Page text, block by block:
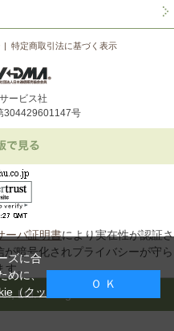
特定商取引法に基づく表示
ービス社
号
ーバ証明書により実在性が認証さ
暗号化されプライバシーが守ら
。
Ltd. All Rights Reserved.
ズに合
めに、
（クッ
Ｏ Ｋ